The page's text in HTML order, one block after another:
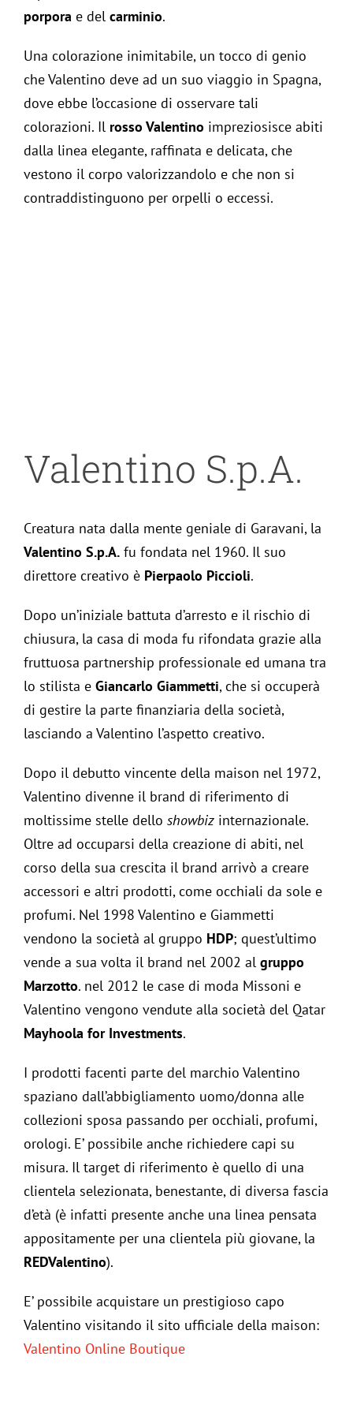
porpora e del carminio.
Una colorazione inimitabile, un tocco di genio
che Valentino deve ad un suo viaggio in Spagna,
dove ebbe l’occasione di osservare tali
colorazioni. Il rosso Valentino impreziosisce abiti
dalla linea elegante, raffinata e delicata, che
vestono il corpo valorizzandolo e che non si
contraddistinguono per orpelli o eccessi.
Valentino S.p.A.
Creatura nata dalla mente geniale di Garavani, la
Valentino S.p.A. fu fondata nel 1960. Il suo
direttore creativo è Pierpaolo Piccioli.
Dopo un’iniziale battuta d’arresto e il rischio di
chiusura, la casa di moda fu rifondata grazie alla
fruttuosa partnership professionale ed umana tra
lo stilista e Giancarlo Giammetti, che si occuperà
di gestire la parte finanziaria della società,
lasciando a Valentino l’aspetto creativo.
Dopo il debutto vincente della maison nel 1972,
Valentino divenne il brand di riferimento di
moltissime stelle dello showbiz internazionale.
Oltre ad occuparsi della creazione di abiti, nel
corso della sua crescita il brand arrivò a creare
accessori e altri prodotti, come occhiali da sole e
profumi. Nel 1998 Valentino e Giammetti
vendono la società al gruppo HDP; quest’ultimo
vende a sua volta il brand nel 2002 al gruppo
Marzotto. nel 2012 le case di moda Missoni e
Valentino vengono vendute alla società del Qatar
Mayhoola for Investments.
I prodotti facenti parte del marchio Valentino
spaziano dall’abbigliamento uomo/donna alle
collezioni sposa passando per occhiali, profumi,
orologi. E’ possibile anche richiedere capi su
misura. Il target di riferimento è quello di una
clientela selezionata, benestante, di diversa fascia
d’età (è infatti presente anche una linea pensata
appositamente per una clientela più giovane, la
REDValentino).
E’ possibile acquistare un prestigioso capo
Valentino visitando il sito ufficiale della maison:
Valentino Online Boutique